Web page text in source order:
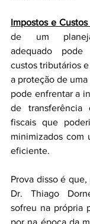
Impostos e Custos
de um
adequado
custos tributários
a proteção de
pode enfrentar a
de transferência
fiscais que
minimizados com
eficiente.
Prova disso é
Dr. Thiago
sofreu na própria
por na época da